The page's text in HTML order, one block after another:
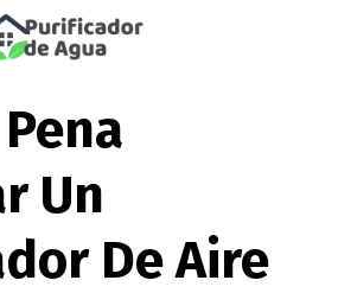
Un
De Aire